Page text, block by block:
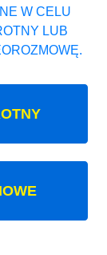
W CELU
LUB